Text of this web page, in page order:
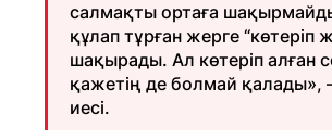
салмақты ортаға
құлап тұрған жерге “көтеріп
шақырады. Ал көтеріп алған
қажетің де болмай қалады»,
иесі.